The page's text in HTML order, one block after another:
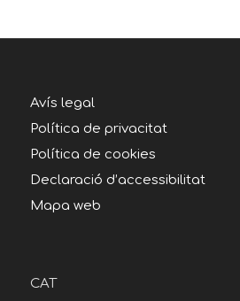
Avís legal
Política de privacitat
Política de cookies
Declaració d’accessibilitat
Mapa web
CAT